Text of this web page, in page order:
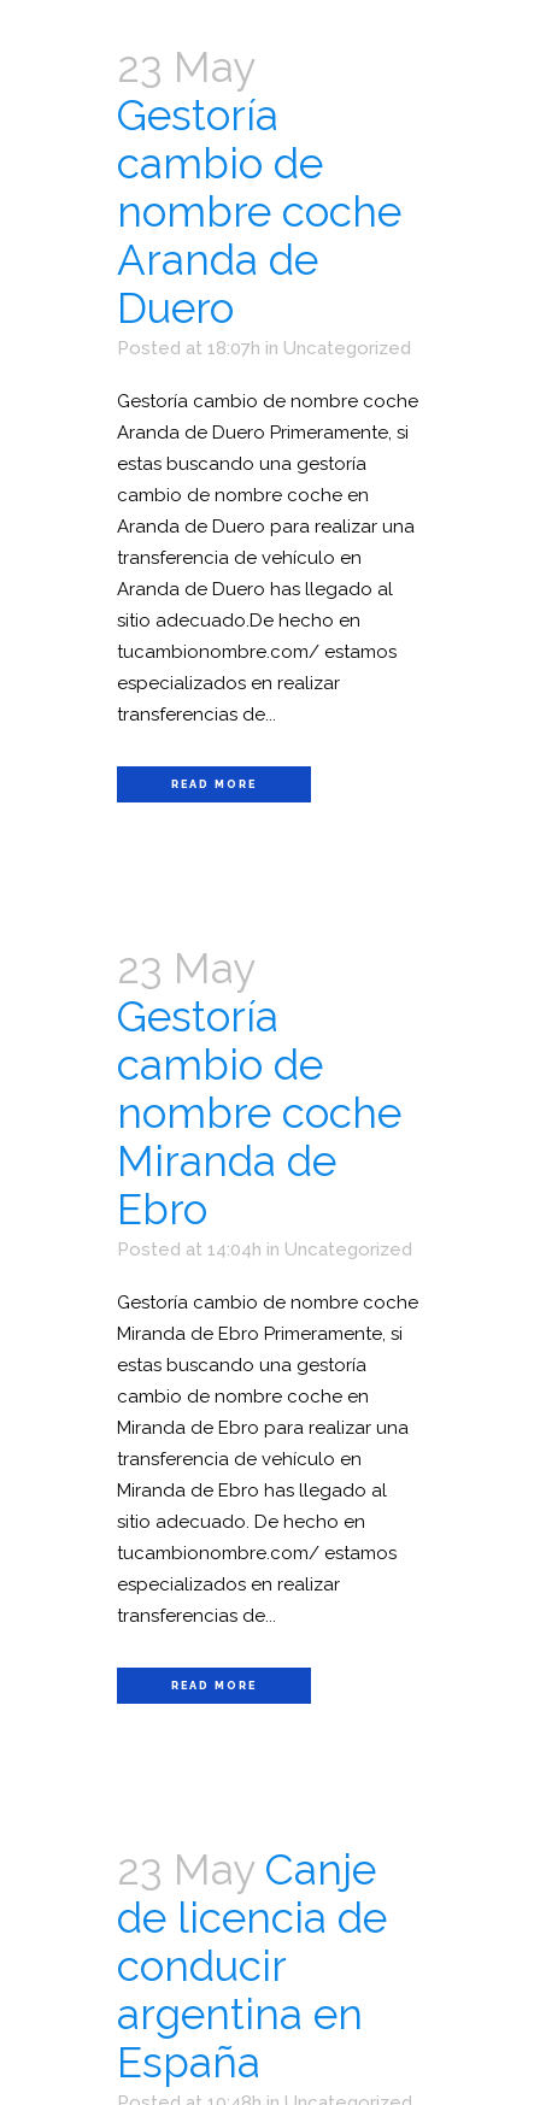
23 May
Gestoría
cambio de
nombre coche
Aranda de
Duero
Posted at 18:07h in Uncategorized
Gestoría cambio de nombre coche
Aranda de Duero Primeramente, si
estas buscando una gestoría
cambio de nombre coche en
Aranda de Duero para realizar una
transferencia de vehículo en
Aranda de Duero has llegado al
sitio adecuado.De hecho en
tucambionombre.com/ estamos
especializados en realizar
transferencias de...
READ MORE
23 May
Gestoría
cambio de
nombre coche
Miranda de
Ebro
Posted at 14:04h in Uncategorized
Gestoría cambio de nombre coche
Miranda de Ebro Primeramente, si
estas buscando una gestoría
cambio de nombre coche en
Miranda de Ebro para realizar una
transferencia de vehículo en
Miranda de Ebro has llegado al
sitio adecuado. De hecho en
tucambionombre.com/ estamos
especializados en realizar
transferencias de...
READ MORE
23 May Canje
de licencia de
conducir
argentina en
España